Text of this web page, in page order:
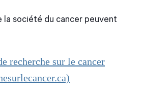
la société du cancer peuvent
recherche sur le cancer